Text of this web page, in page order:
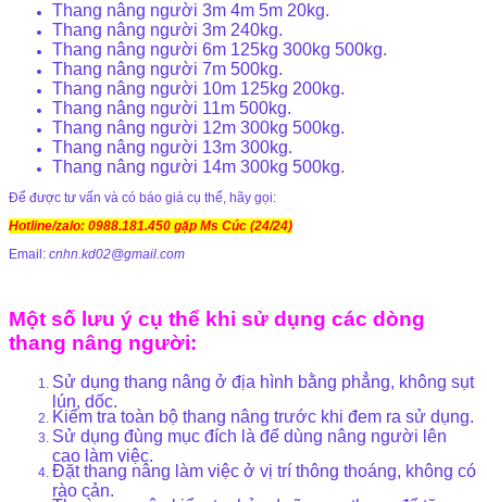
Thang nâng người 3m 4m 5m 20kg.
Thang nâng người 3m 240kg.
Thang nâng người 6m 125kg 300kg 500kg.
Thang nâng người 7m 500kg.
Thang nâng người 10m 125kg 200kg.
Thang nâng người 11m 500kg.
Thang nâng người 12m 300kg 500kg.
Thang nâng người 13m 300kg.
Thang nâng người 14m 300kg 500kg.
Để được tư vấn và có báo giá cụ thể, hãy gọi:
Hotline/zalo: 0988.181.450 gặp Ms Cúc (24/24)
Email: cnhn.kd02@gmail.com
Một số lưu ý cụ thể khi sử dụng các dòng
thang nâng người:
Sử dụng thang nâng ở địa hình bằng phẳng, không sụt
lún, dốc.
Kiểm tra toàn bộ thang nâng trước khi đem ra sử dụng.
Sử dụng đùng mục đích là để dùng nâng người lên
cao làm việc.
Đặt thang nâng làm việc ở vị trí thông thoáng, không có
rào cản.